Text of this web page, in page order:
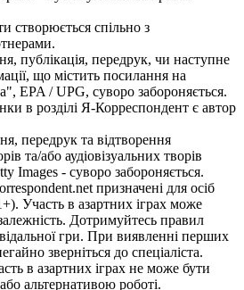
створюється спільно з
публікація, передрук, чи наступне
що містить посилання на
EPA / UPG, суворо забороняється.
в розділі Я-Корреспондент є автор
передрук та відтворення
та/або аудіовізуальних творів
Images - суворо забороняється.
призначені для осіб
Участь в азартних іграх може
Дотримуйтесь правил
гри. При виявленні перших
зверніться до спеціаліста.
в азартних іграх не може бути
альтернативою роботі.